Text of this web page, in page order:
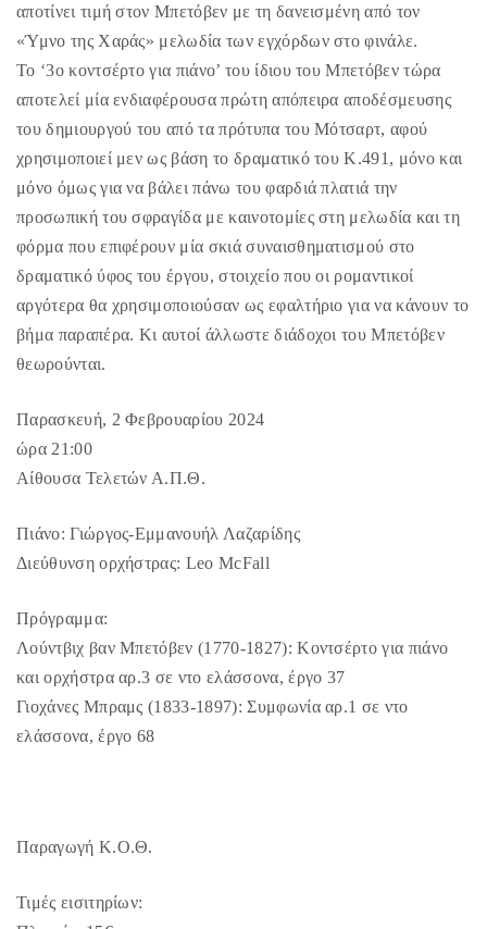
αποτίνει τιμή στον Μπετόβεν με τη δανεισμένη από τον
«Ύμνο της Χαράς» μελωδία των εγχόρδων στο φινάλε.
Το ‘3ο κοντσέρτο για πιάνο’ του ίδιου του Μπετόβεν τώρα
αποτελεί μία ενδιαφέρουσα πρώτη απόπειρα αποδέσμευσης
του δημιουργού του από τα πρότυπα του Μότσαρτ, αφού
χρησιμοποιεί μεν ως βάση το δραματικό του Κ.491, μόνο και
μόνο όμως για να βάλει πάνω του φαρδιά πλατιά την
προσωπική του σφραγίδα με καινοτομίες στη μελωδία και τη
φόρμα που επιφέρουν μία σκιά συναισθηματισμού στο
δραματικό ύφος του έργου, στοιχείο που οι ρομαντικοί
αργότερα θα χρησιμοποιούσαν ως εφαλτήριο για να κάνουν το
βήμα παραπέρα. Κι αυτοί άλλωστε διάδοχοι του Μπετόβεν
θεωρούνται.
Παρασκευή, 2 Φεβρουαρίου 2024
ώρα 21:00
Αίθουσα Τελετών Α.Π.Θ.
Πιάνο: Γιώργος-Εμμανουήλ Λαζαρίδης
Διεύθυνση ορχήστρας: Leo McFall
Πρόγραμμα:
Λούντβιχ βαν Μπετόβεν (1770-1827): Κοντσέρτο για πιάνο
και ορχήστρα αρ.3 σε ντο ελάσσονα, έργο 37
Γιοχάνες Μπραμς (1833-1897): Συμφωνία αρ.1 σε ντο
ελάσσονα, έργο 68
Παραγωγή Κ.Ο.Θ.
Τιμές εισιτηρίων: